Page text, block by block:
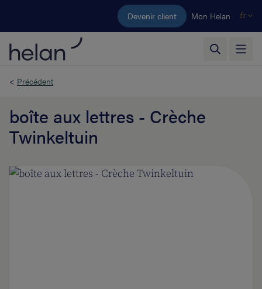
Aller au contenu principal
Devenir client Mon Helan fr
< Précédent
boîte aux lettres - Crèche
Twinkeltuin